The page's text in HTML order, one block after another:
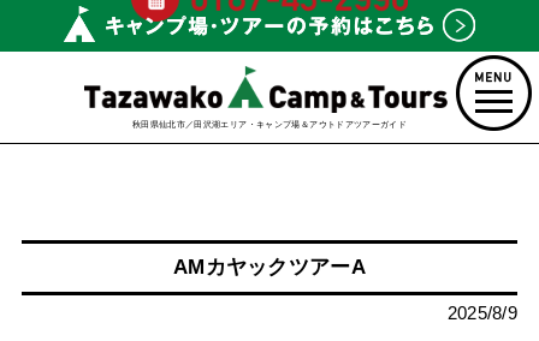
秋田県仙北市／田沢湖エリア・キャンプ場＆アウトドアツアーガイド
AMカヤックツアーA
2025/8/9